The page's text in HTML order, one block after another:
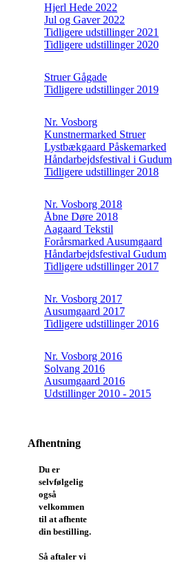
Hjerl Hede 2022
Jul og Gaver 2022
Tidligere udstillinger 2021
Tidligere udstillinger 2020
Struer Gågade
Tidligere udstillinger 2019
Nr. Vosborg
Kunstnermarked Struer
Lystbækgaard Påskemarked
Håndarbejdsfestival i Gudum
Tidligere udstillinger 2018
Nr. Vosborg 2018
Åbne Døre 2018
Aagaard Tekstil
Forårsmarked Ausumgaard
Håndarbejdsfestival Gudum
Tidligere udstillinger 2017
Nr. Vosborg 2017
Ausumgaard 2017
Tidligere udstillinger 2016
Nr. Vosborg 2016
Solvang 2016
Ausumgaard 2016
Udstillinger 2010 - 2015
Afhentning
Du er
selvfølgelig
også
velkommen
til at afhente
din bestilling.
Så aftaler vi